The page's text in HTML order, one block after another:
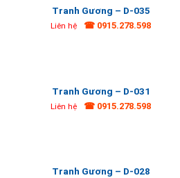
Tranh Gương – D-035
Liên hệ ☎ 0915.278.598
Tranh Gương – D-031
Liên hệ ☎ 0915.278.598
Tranh Gương – D-028